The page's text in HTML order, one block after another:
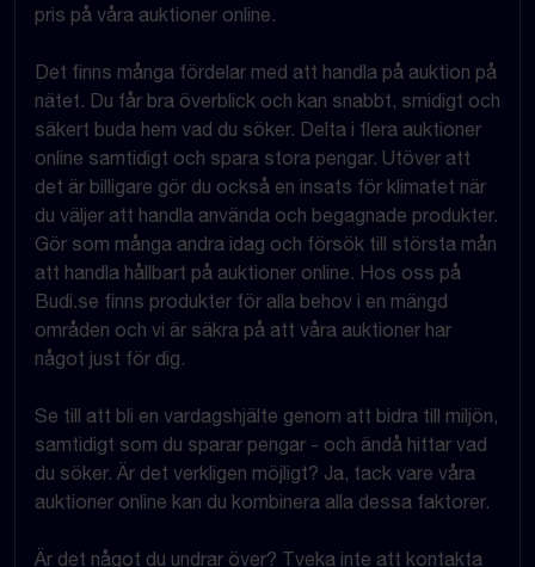
pris på våra auktioner online.
Det finns många fördelar med att handla på auktion på
nätet. Du får bra överblick och kan snabbt, smidigt och
säkert buda hem vad du söker. Delta i flera auktioner
online samtidigt och spara stora pengar. Utöver att
det är billigare gör du också en insats för klimatet när
du väljer att handla använda och begagnade produkter.
Gör som många andra idag och försök till största mån
att handla hållbart på auktioner online. Hos oss på
Budi.se finns produkter för alla behov i en mängd
områden och vi är säkra på att våra auktioner har
något just för dig.
Se till att bli en vardagshjälte genom att bidra till miljön,
samtidigt som du sparar pengar - och ändå hittar vad
du söker. Är det verkligen möjligt? Ja, tack vare våra
auktioner online kan du kombinera alla dessa faktorer.
Är det något du undrar över? Tveka inte att kontakta